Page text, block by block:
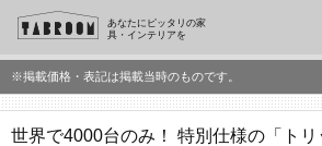
あなたにピッタリの家
具・インテリアを
※掲載価格・表記は掲載当時のものです。
世界で4000台のみ！ 特別仕様の「ト